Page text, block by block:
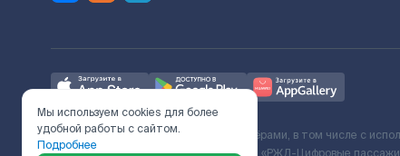
Ж/Д билеты предоставляются партнёрами, в том числе с
Мы используем cookies для более
удобной работы с сайтом.
Подробнее